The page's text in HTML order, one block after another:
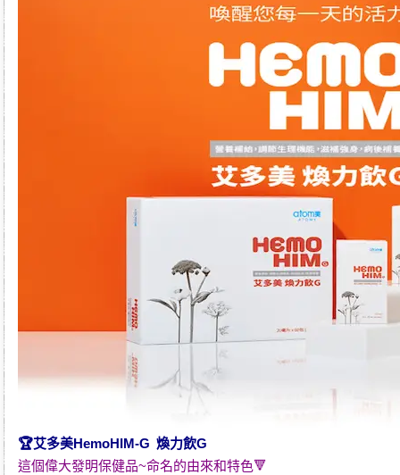
🏆艾多美HemoHIM-G 煥力飲G
這個偉大發明保健品~命名的由來和特色🔻